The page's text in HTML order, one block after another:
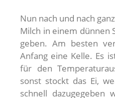
Nun nach und nach
Milch in einem dünnen
geben. Am besten
Anfang eine Kelle. Es
für den
sonst stockt das Ei,
schnell dazugegeben